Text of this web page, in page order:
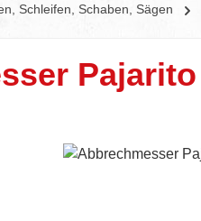
Schleifen, Schaben, Sägen
Pajarito